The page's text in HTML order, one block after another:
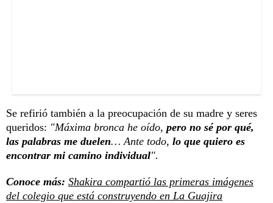
Se refirió también a la preocupación de su madre y seres
queridos: "Máxima bronca he oído, pero no sé por qué,
las palabras me duelen… Ante todo, lo que quiero es
encontrar mi camino individual".
Conoce más: Shakira compartió las primeras imágenes
del colegio que está construyendo en La Guajira